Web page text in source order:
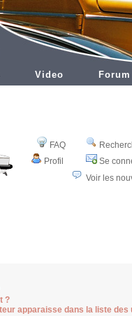
Video Forum
FAQ
Profil
Se
Voir les
?
apparaisse dans la liste des